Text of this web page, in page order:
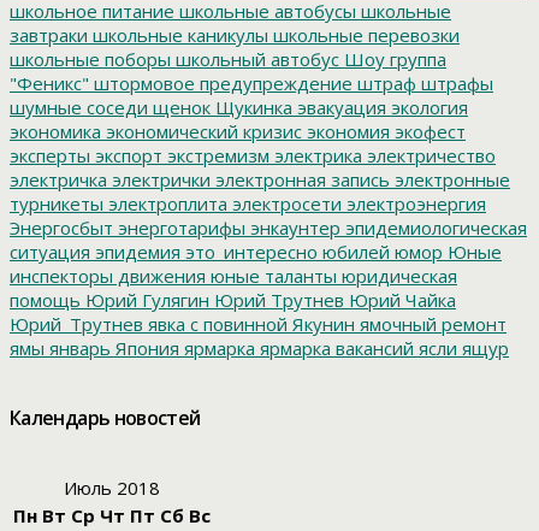
школьное питание школьные автобусы школьные
завтраки школьные каникулы школьные перевозки
школьные поборы школьный автобус Шоу группа
"Феникс" штормовое предупреждение штраф штрафы
шумные соседи щенок Щукинка эвакуация экология
экономика экономический кризис экономия экофест
эксперты экспорт экстремизм электрика электричество
электричка электрички электронная запись электронные
турникеты электроплита электросети электроэнергия
Энергосбыт энерготарифы энкаунтер эпидемиологическая
ситуация эпидемия это_интересно юбилей юмор Юные
инспекторы движения юные таланты юридическая
помощь Юрий Гулягин Юрий Трутнев Юрий Чайка
Юрий_Трутнев явка с повинной Якунин ямочный ремонт
ямы январь Япония ярмарка ярмарка вакансий ясли ящур
Календарь новостей
Июль 2018
Пн Вт Ср Чт Пт Сб Вс